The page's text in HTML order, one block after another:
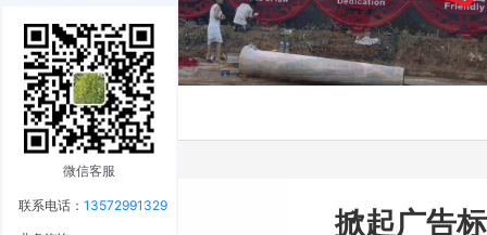
掀起广告
微信客服
联系电话：13572991329